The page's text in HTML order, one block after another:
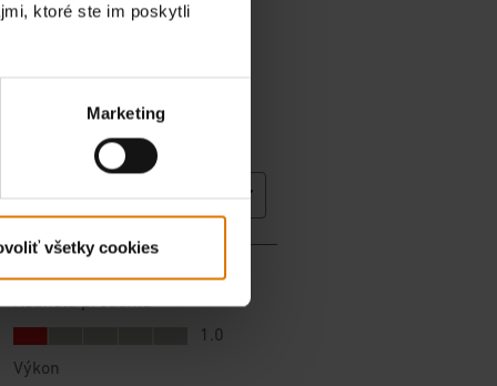
ktoré ste im poskytli
Marketing
všetky cookies